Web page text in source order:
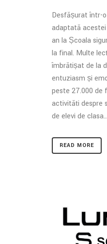
Desfășurat într-
adaptată acestei
an la Școala
la final. Multe
îmbrățișat de la
entuziasm și
peste 27.000 de
activități despre
de elevi de clasa...
READ MORE